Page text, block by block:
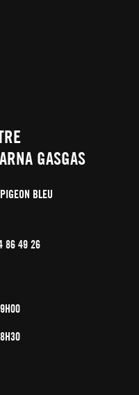
GASGAS
BLEU
86 49 26